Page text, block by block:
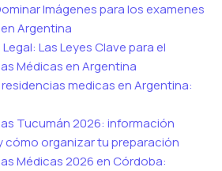
Imágenes para los examenes
Argentina
Las Leyes Clave para el
Médicas en Argentina
residencias medicas en Argentina:
Tucumán 2026: información
cómo organizar tu preparación
Médicas 2026 en Córdoba: